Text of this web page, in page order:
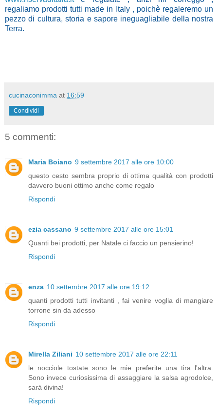
regaliamo prodotti tutti made in Italy , poichè regaleremo un
pezzo di cultura, storia e sapore ineguagliabile della nostra
Terra.
cucinaconimma at 16:59
Condividi
5 commenti:
Maria Boiano 9 settembre 2017 alle ore 10:00
questo cesto sembra proprio di ottima qualità con prodotti
davvero buoni ottimo anche come regalo
Rispondi
ezia cassano 9 settembre 2017 alle ore 15:01
Quanti bei prodotti, per Natale ci faccio un pensierino!
Rispondi
enza 10 settembre 2017 alle ore 19:12
quanti prodotti tutti invitanti , fai venire voglia di mangiare
torrone sin da adesso
Rispondi
Mirella Ziliani 10 settembre 2017 alle ore 22:11
le nocciole tostate sono le mie preferite..una tira l'altra.
Sono invece curiosissima di assaggiare la salsa agrodolce,
sarà divina!
Rispondi